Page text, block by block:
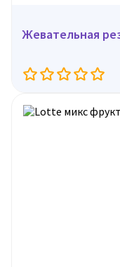
Жевательная